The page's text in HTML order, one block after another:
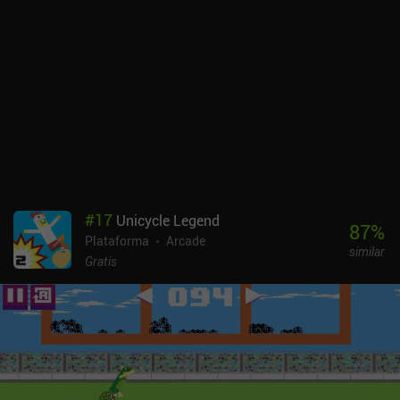
ofrece una gran diversión arcade de plataformas que
eventualmente se vuelve aburrida. Pero el juego sigue siendo ideal
para sesiones de juego cortas, y especialmente si tienes un amigo
cerca.
#17 Unicycle Legend
Plataforma
Arcade
Gratis
87%
similar